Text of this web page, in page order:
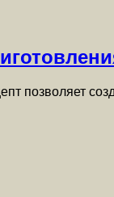
позволяет